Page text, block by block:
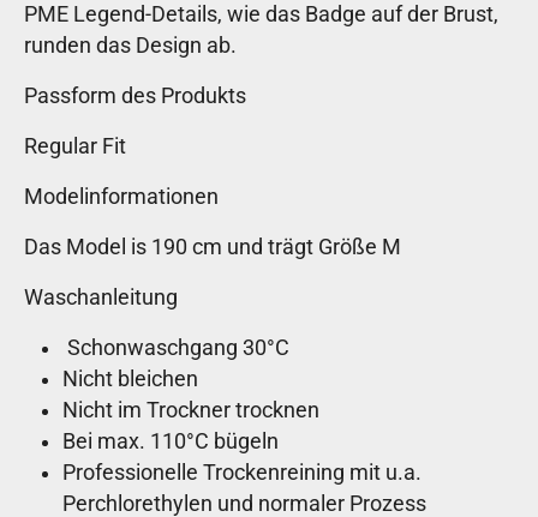
PME Legend-Details, wie das Badge auf der Brust,
runden das Design ab.
Passform des Produkts
Regular Fit
Modelinformationen
Das Model is 190 cm und trägt Größe M
Waschanleitung
Schonwaschgang 30°C
Nicht bleichen
Nicht im Trockner trocknen
Bei max. 110°C bügeln
Professionelle Trockenreining mit u.a.
Perchlorethylen und normaler Prozess